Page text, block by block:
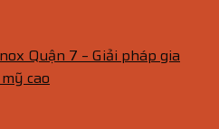
Quận 7 – Giải pháp gia
cao